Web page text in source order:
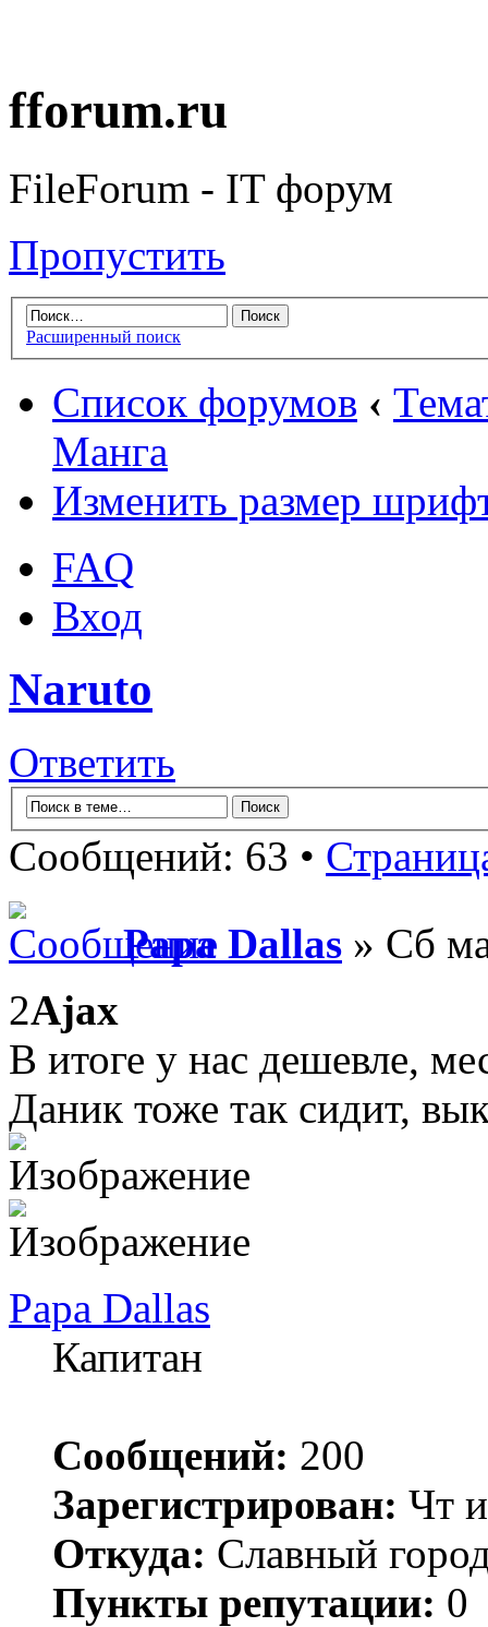
fforum.ru
FileForum - IT форум
Пропустить
Расширенный поиск
Список форумов ‹
Манга
Изменить размер
FAQ
Вход
Naruto
Ответить
Сообщений: 63 •
Papa Dallas » Сб
2Ajax
В итоге у нас дешевле,
Даник тоже так сидит,
Papa Dallas
Капитан
Сообщений: 200
Зарегистрирован: Чт
Откуда: Славный
Пункты репутации: 0